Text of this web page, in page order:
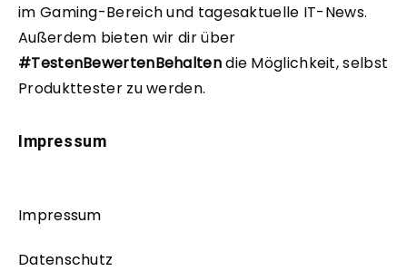
im Gaming-Bereich und tagesaktuelle IT-News.
Außerdem bieten wir dir über
#TestenBewertenBehaltendie Möglichkeit, selbst
Produkttester zu werden.
Impressum
Impressum
Datenschutz